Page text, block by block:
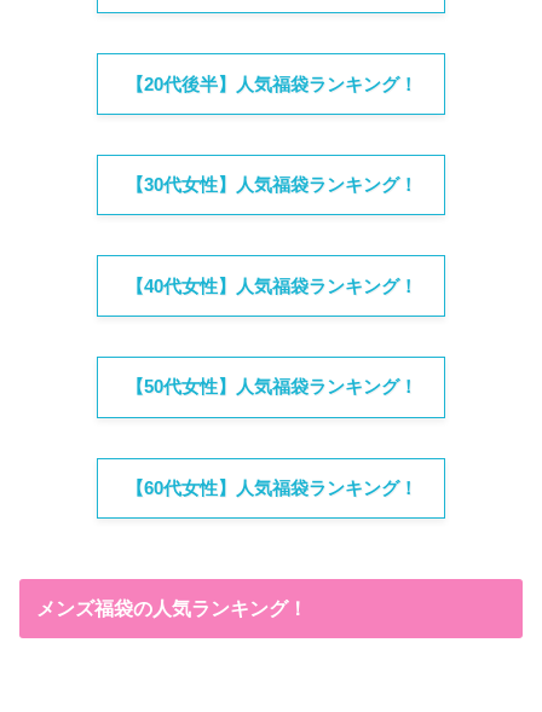
【20代後半】人気福袋ランキング！
【30代女性】人気福袋ランキング！
【40代女性】人気福袋ランキング！
【50代女性】人気福袋ランキング！
【60代女性】人気福袋ランキング！
メンズ福袋の人気ランキング！